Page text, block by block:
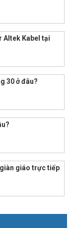
Altek Kabel tại
30 ở đâu?
giáo trực tiếp